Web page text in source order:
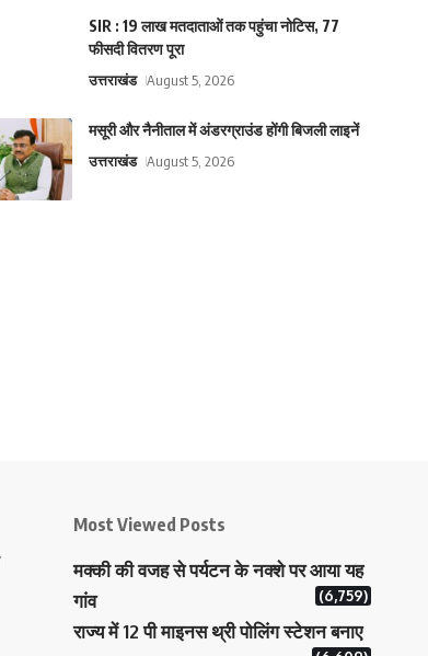
SIR : 19 लाख मतदाताओं तक पहुंचा नोटिस, 77
फीसदी वितरण पूरा
उत्तराखंड August 5, 2026
मसूरी और नैनीताल में अंडरग्राउंड होंगी बिजली लाइनें
उत्तराखंड August 5, 2026
Most Viewed Posts
मक्‍की की वजह से पर्यटन के नक्‍शे पर आया यह
गांव
(6,759)
राज्य में 12 पी माइनस थ्री पोलिंग स्टेशन बनाए